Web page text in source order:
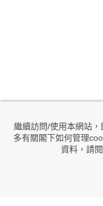
繼續訪問/使用本網站
多有關閣下如何管理
資料，請